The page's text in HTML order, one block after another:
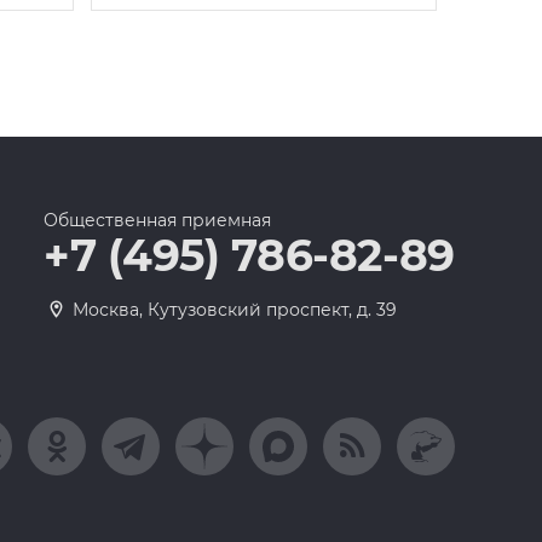
Общественная приемная
+7 (495) 786-82-89
Москва, Кутузовский проспект, д. 39